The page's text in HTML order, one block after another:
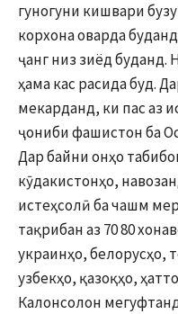
гуногуни кишвари
корхона оварда
ҷанг низ зиёд буданд.
ҳама кас расида буд.
мекарданд, ки пас аз
ҷониби фашистон ба
Дар байни онҳо
кӯдакистонҳо,
истеҳсолӣ ба чашм
тақрибан аз 70 80
украинҳо, белорусҳо,
узбекҳо, қазоқҳо,
Калонсолон